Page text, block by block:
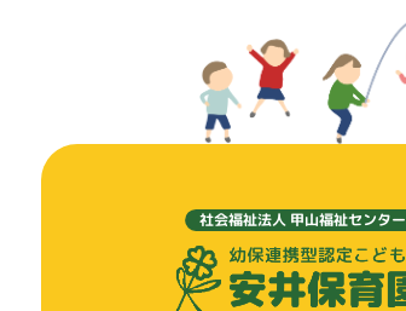
社会福祉法人 甲山福祉センター